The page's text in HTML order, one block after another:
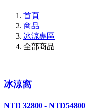
首頁
商品
冰涼專區
全部商品
冰涼窩
NTD 32800 - NTD54800